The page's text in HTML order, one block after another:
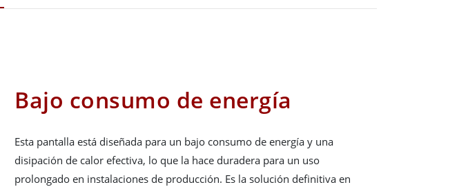
Bajo consumo de energía
Esta pantalla está diseñada para un bajo consumo de energía y una
disipación de calor efectiva, lo que la hace duradera para un uso
prolongado en instalaciones de producción. Es la solución definitiva en